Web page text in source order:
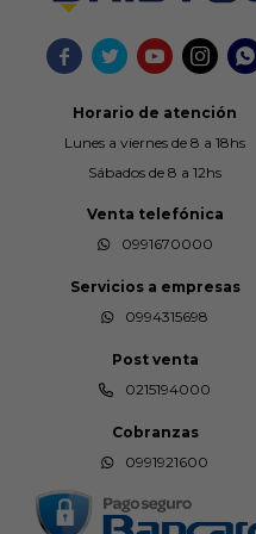
    
Horario de atención
Lunes a viernes de 8 a 18hs
Sábados de 8 a 12hs
Venta telefónica
0991670000
Servicios a empresas
0994315698
Post venta
0215194000
Cobranzas
0991921600